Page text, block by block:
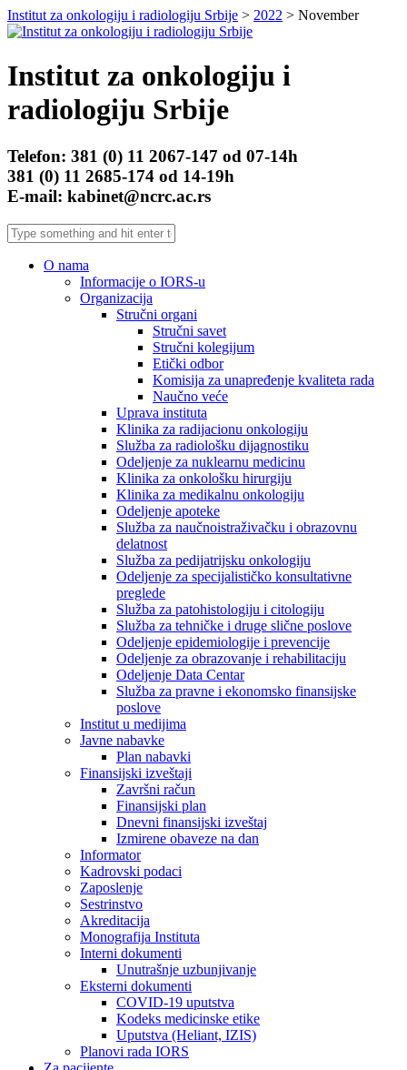
Institut za onkologiju i radiologiju Srbije > 2022 > November
Institut za onkologiju i
radiologiju Srbije
Telefon: 381 (0) 11 2067-147 od 07-14h
381 (0) 11 2685-174 od 14-19h
E-mail: kabinet@ncrc.ac.rs
O nama
Informacije o IORS-u
Organizacija
Stručni organi
Stručni savet
Stručni kolegijum
Etički odbor
Komisija za unapređenje kvaliteta rada
Naučno veće
Uprava instituta
Klinika za radijacionu onkologiju
Služba za radiološku dijagnostiku
Odeljenje za nuklearnu medicinu
Klinika za onkološku hirurgiju
Klinika za medikalnu onkologiju
Odeljenje apoteke
Služba za naučnoistraživačku i obrazovnu
delatnost
Služba za pedijatrijsku onkologiju
Odeljenje za specijalističko konsultativne
preglede
Služba za patohistologiju i citologiju
Služba za tehničke i druge slične poslove
Odeljenje epidemiologije i prevencije
Odeljenje za obrazovanje i rehabilitaciju
Odeljenje Data Centar
Služba za pravne i ekonomsko finansijske
poslove
Institut u medijima
Javne nabavke
Plan nabavki
Finansijski izveštaji
Završni račun
Finansijski plan
Dnevni finansijski izveštaj
Izmirene obaveze na dan
Informator
Kadrovski podaci
Zaposlenje
Sestrinstvo
Akreditacija
Monografija Instituta
Interni dokumenti
Unutrašnje uzbunjivanje
Eksterni dokumenti
COVID-19 uputstva
Kodeks medicinske etike
Uputstva (Heliant, IZIS)
Planovi rada IORS